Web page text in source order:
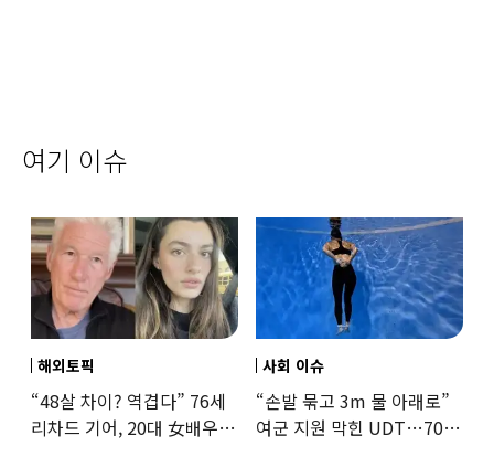
여기 이슈
해외토픽
“48살 차이? 역겹다” 76세
리차드 기어, 20대 女배우와
사회 이슈
“손발 묶고 3m 물 아래로”
여군 지원 막힌 UDT…707